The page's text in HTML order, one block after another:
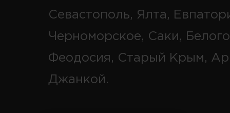
Севастополь, Ялта,
Черноморское, Саки,
Феодосия, Старый Крым,
Джанкой.